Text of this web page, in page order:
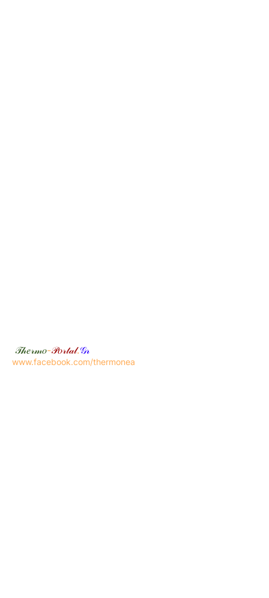
𝒯𝒽𝑒𝓇𝓂𝑜-𝒫𝑜𝓇𝓉𝒶𝓁.𝒢𝓇
www.facebook.com/thermonea